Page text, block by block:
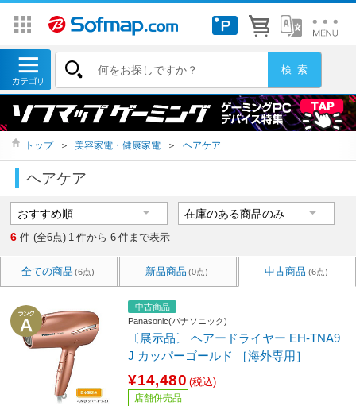
トップ ＞ 美容家電・健康家電 ＞ ヘアケア
ヘアケア
6 件 (全6点) 1 件から 6 件まで表示
全ての商品 (6点) 新品商品 (0点) 中古商品 (6点)
中古商品
Panasonic(パナソニック)
〔展示品〕 ヘアードライヤー EH-TNA9
J カッパーゴールド ［海外専用］
¥14,480 (税込)
店舗併売品